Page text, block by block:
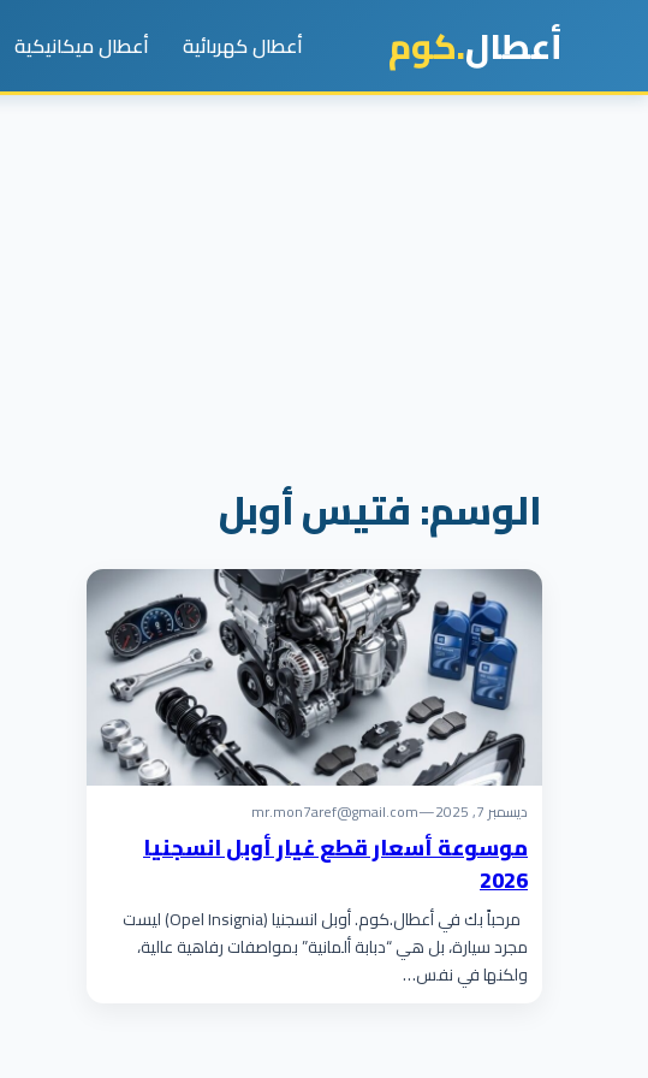
أعطال.كوم أعطال كهربائية أعطال ميكانيكية
الوسم:فتيس أوبل
ديسمبر 7, 2025 —
mr.mon7aref@gmail.com
موسوعة أسعار قطع غيار أوبل انسجنيا
2026
مرحباً بك في أعطال.كوم. أوبل انسجنيا (Opel Insignia) ليست
مجرد سيارة، بل هي “دبابة ألمانية” بمواصفات رفاهية عالية،
ولكنها في نفس…